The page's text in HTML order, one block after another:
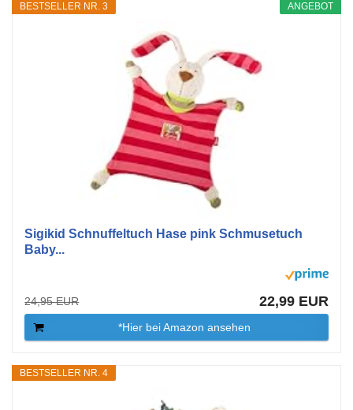
ANGEBOT
BESTSELLER NR. 3
Sigikid Schnuffeltuch Hase pink Schmusetuch
Baby...
24,95 EUR 22,99 EUR
*Hier bei Amazon ansehen
BESTSELLER NR. 4